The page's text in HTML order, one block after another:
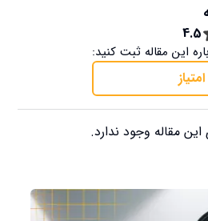
4.5
این مقاله ثبت کنید:
مقاله وجود ندارد.